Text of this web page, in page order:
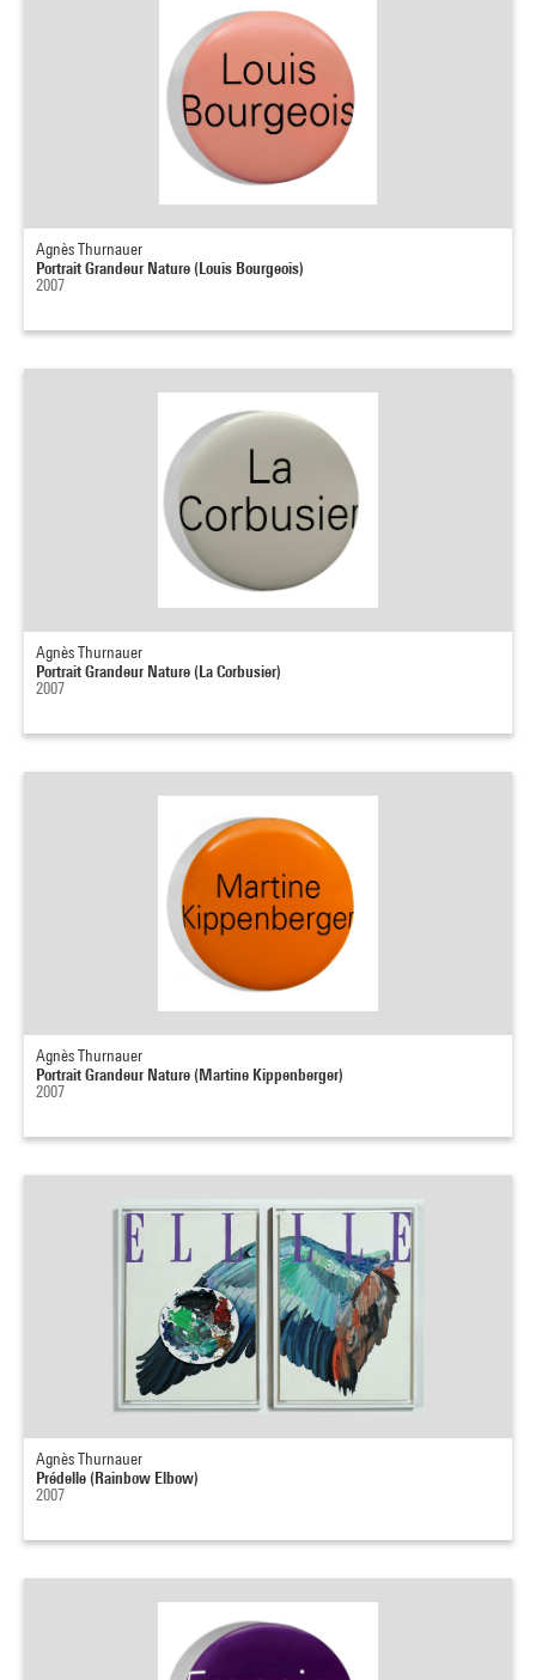
Agnès Thurnauer
Portrait Grandeur Nature (Louis Bourgeois)
2007
Agnès Thurnauer
Portrait Grandeur Nature (La Corbusier)
2007
Agnès Thurnauer
Portrait Grandeur Nature (Martine Kippenberger)
2007
Agnès Thurnauer
Prédelle (Rainbow Elbow)
2007